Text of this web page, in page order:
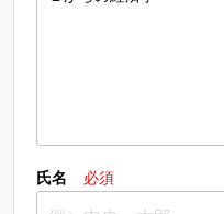
氏名 必須